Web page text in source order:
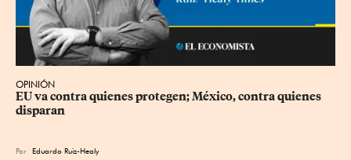
OPINIÓN
EU va contra quienes protegen; México, contra quienes
disparan
Por Eduardo Ruiz-Healy